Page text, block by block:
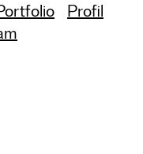
Profil